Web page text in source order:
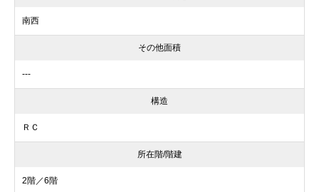
南西
その他面積
---
構造
ＲＣ
所在階/階建
2階／6階